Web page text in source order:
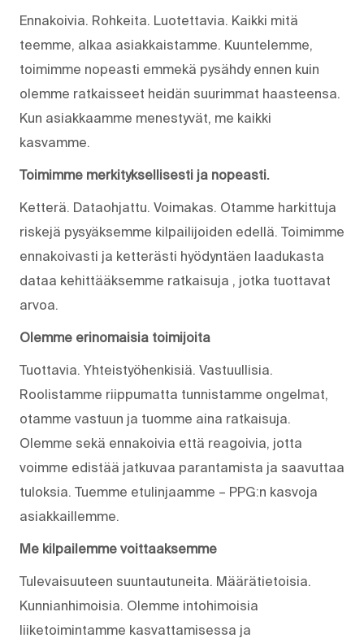
Ennakoivia. Rohkeita. Luotettavia. Kaikki mitä
teemme, alkaa asiakkaistamme. Kuuntelemme,
toimimme nopeasti emmekä pysähdy ennen kuin
olemme ratkaisseet heidän suurimmat haasteensa.
Kun asiakkaamme menestyvät, me kaikki
kasvamme.
Toimimme merkityksellisesti ja nopeasti.
Ketterä. Dataohjattu. Voimakas. Otamme harkittuja
riskejä pysyäksemme kilpailijoiden edellä. Toimimme
ennakoivasti ja ketterästi hyödyntäen laadukasta
dataa kehittääksemme ratkaisuja , jotka tuottavat
arvoa.
Olemme erinomaisia toimijoita
Tuottavia. Yhteistyöhenkisiä. Vastuullisia.
Roolistamme riippumatta tunnistamme ongelmat,
otamme vastuun ja tuomme aina ratkaisuja.
Olemme sekä ennakoivia että reagoivia, jotta
voimme edistää jatkuvaa parantamista ja saavuttaa
tuloksia. Tuemme etulinjaamme – PPG:n kasvoja
asiakkaillemme.
Me kilpailemme voittaaksemme
Tulevaisuuteen suuntautuneita. Määrätietoisia.
Kunnianhimoisia. Olemme intohimoisia
liiketoimintamme kasvattamisessa ja